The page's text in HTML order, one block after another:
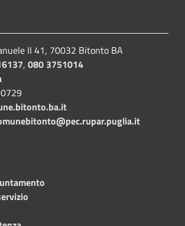
II 41, 70032 Bitonto BA
, 080 3751014